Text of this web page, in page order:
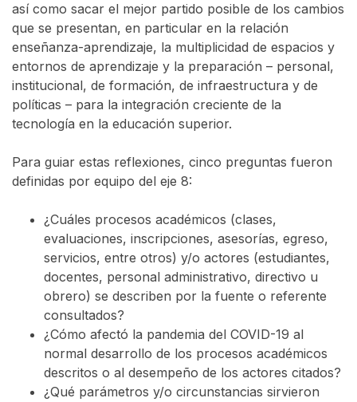
así como sacar el mejor partido posible de los cambios
que se presentan, en particular en la relación
enseñanza-aprendizaje, la multiplicidad de espacios y
entornos de aprendizaje y la preparación – personal,
institucional, de formación, de infraestructura y de
políticas – para la integración creciente de la
tecnología en la educación superior.
Para guiar estas reflexiones, cinco preguntas fueron
definidas por equipo del eje 8:
¿Cuáles procesos académicos (clases,
evaluaciones, inscripciones, asesorías, egreso,
servicios, entre otros) y/o actores (estudiantes,
docentes, personal administrativo, directivo u
obrero) se describen por la fuente o referente
consultados?
¿Cómo afectó la pandemia del COVID-19 al
normal desarrollo de los procesos académicos
descritos o al desempeño de los actores citados?
¿Qué parámetros y/o circunstancias sirvieron